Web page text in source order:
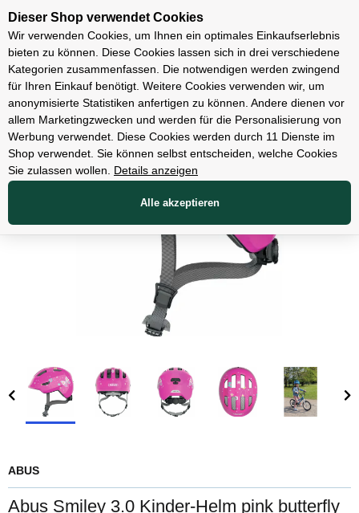
Unsere Filialen
Bekleidung
ABUS
Abus Smiley 3.0 Kinder-Helm pink butterfly
Dieser Shop verwendet Cookies
Wir verwenden Cookies, um Ihnen ein optimales Einkaufserlebnis
bieten zu können. Diese Cookies lassen sich in drei verschiedene
Kategorien zusammenfassen. Die notwendigen werden zwingend
für Ihren Einkauf benötigt. Weitere Cookies verwenden wir, um
anonymisierte Statistiken anfertigen zu können. Andere dienen vor
allem Marketingzwecken und werden für die Personalisierung von
Werbung verwendet. Diese Cookies werden durch 11 Dienste im
Shop verwendet. Sie können selbst entscheiden, welche Cookies
Sie zulassen wollen.
Details anzeigen
Alle akzeptieren